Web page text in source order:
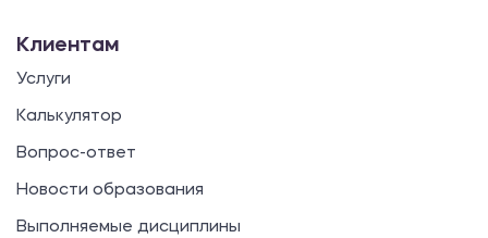
Клиентам
Услуги
Калькулятор
Вопрос-ответ
Новости образования
Выполняемые дисциплины